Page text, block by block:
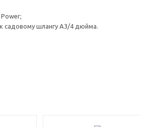
садовому шлангу А3/4 дюйма.